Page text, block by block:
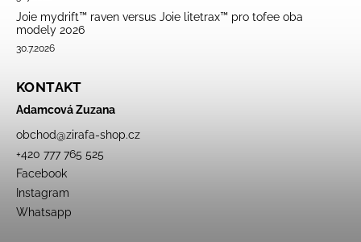
Joie mydrift™ raven versus Joie litetrax™ pro tofee oba
modely 2026
30.7.2026
KONTAKT
Adamcová Zuzana
obchod@zirafa-shop.cz
+420 777 765 525
Facebook
Instagram
Whatsapp